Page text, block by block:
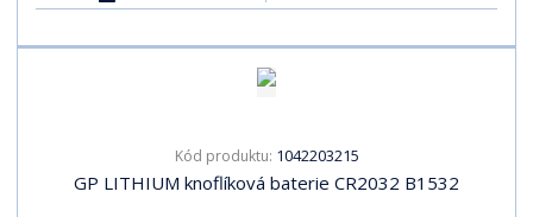
Kód produktu: 1042203215
GP LITHIUM knoflíková baterie CR2032 B1532